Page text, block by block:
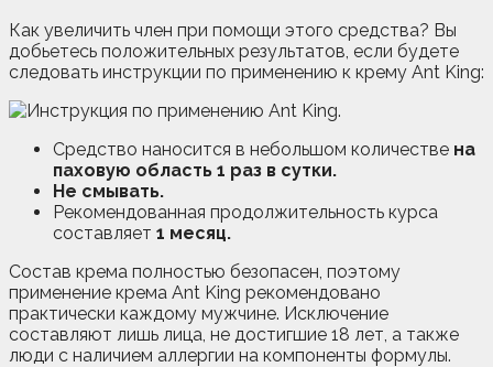
Как увеличить член при помощи этого средства? Вы
добьетесь положительных результатов, если будете
следовать инструкции по применению к крему Ant King:
Средство наносится в небольшом количестве на
паховую область 1 раз в сутки.
Не смывать.
Рекомендованная продолжительность курса
составляет 1 месяц.
Состав крема полностью безопасен, поэтому
применение крема Ant King рекомендовано
практически каждому мужчине. Исключение
составляют лишь лица, не достигшие 18 лет, а также
люди с наличием аллергии на компоненты формулы.